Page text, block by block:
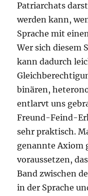
Patriarchats
werden kann,
Sprache mit
Wer sich diesem
kann dadurch
binären,
entlarvt uns
Freund-Feind-
sehr praktisch.
genannte Axiom
voraussetzen,
Band zwischen
in der Sprache